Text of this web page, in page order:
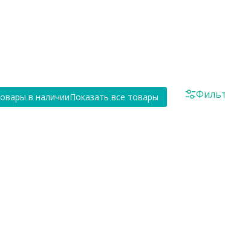
в наличииПоказать все товары